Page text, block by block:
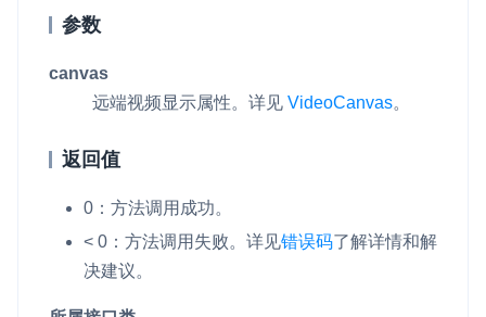
参数
canvas
远端视频显示属性。详见 VideoCanvas。
返回值
0：方法调用成功。
< 0：方法调用失败。 详见错误码了解详情和解
决建议。